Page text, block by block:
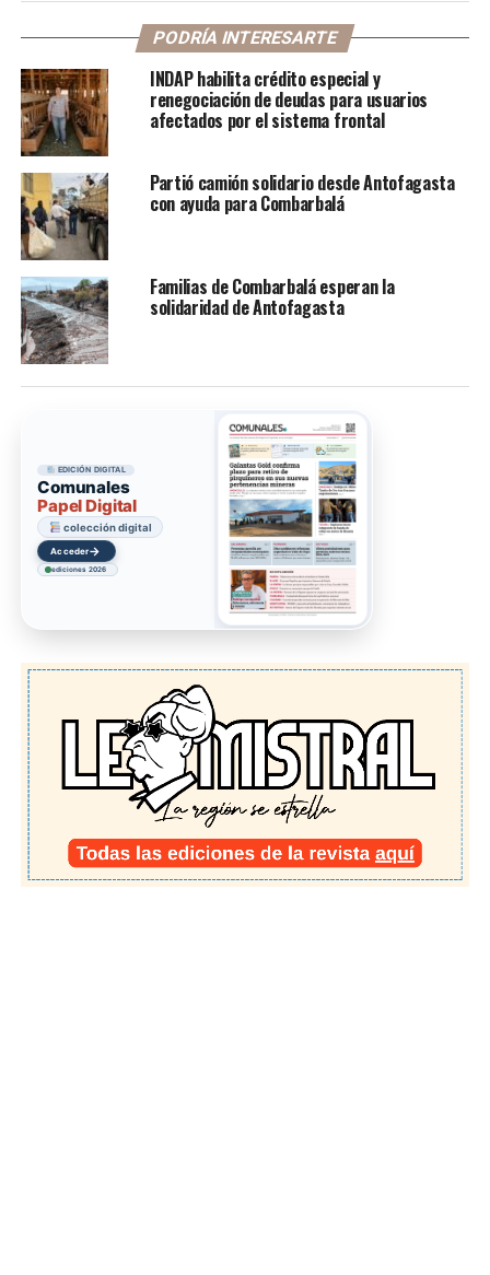
PODRÍA INTERESARTE
INDAP habilita crédito especial y
renegociación de deudas para usuarios
afectados por el sistema frontal
Partió camión solidario desde Antofagasta
con ayuda para Combarbalá
Familias de Combarbalá esperan la
solidaridad de Antofagasta
EDICIÓN DIGITAL
Comunales
Papel Digital
colección digital
Acceder→
ediciones 2026